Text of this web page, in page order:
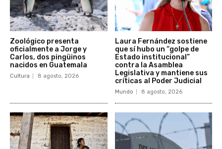
Zoológico presenta
oficialmente a Jorge y
Carlos, dos pingüinos
nacidos en Guatemala
Cultura 8 agosto, 2026
Laura Fernández sostiene
que sí hubo un “golpe de
Estado institucional”
contra la Asamblea
Legislativa y mantiene sus
críticas al Poder Judicial
Mundo 8 agosto, 2026